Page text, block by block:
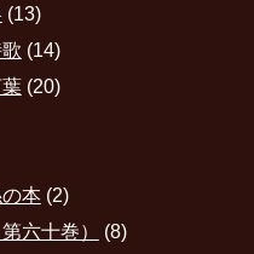
(13)
(14)
(20)
本(2)
六十巻） (8)